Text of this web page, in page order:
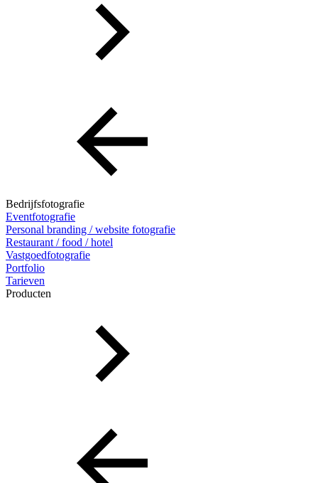
Bedrijfsfotografie
Eventfotografie
Personal branding / website fotografie
Restaurant / food / hotel
Vastgoedfotografie
Portfolio
Tarieven
Producten